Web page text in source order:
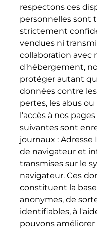
respectons ces
personnelles sont
strictement
vendues ni
collaboration avec
d'hébergement,
protéger autant
données contre
pertes, les abus ou
l'accès à nos
suivantes sont
journaux : Adresse
de navigateur et
transmises sur le
navigateur. Ces
constituent la
anonymes, de
identifiables, à
pouvons améliorer